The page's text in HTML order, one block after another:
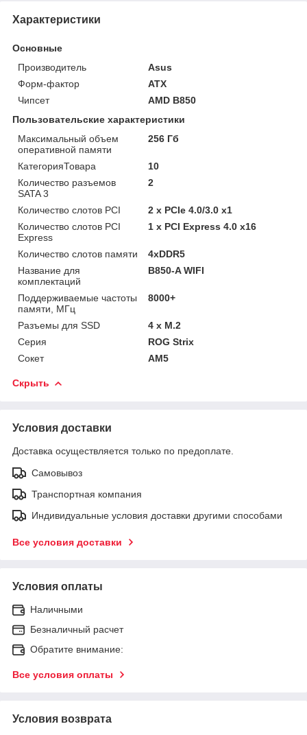
Характеристики
Основные
Производитель
Asus
Форм-фактор
ATX
Чипсет
AMD B850
Пользовательские характеристики
Maксимальный объем
оперативной памяти
256 Гб
КатегорияТовара
10
Количество разъемов
SATA 3
2
Количество слотов PCI
2 x PCIe 4.0/3.0 x1
Количество слотов PCI
Express
1 x PCI Express 4.0 x16
Количество слотов памяти
4xDDR5
Название для
комплектаций
B850-A WIFI
Поддерживаемые частоты
памяти, МГц
8000+
Разъемы для SSD
4 x M.2
Серия
ROG Strix
Сокет
AM5
Скрыть
Условия доставки
Доставка осуществляется только по предоплате.
Самовывоз
Транспортная компания
Индивидуальные условия доставки другими способами
Все условия доставки
Условия оплаты
Наличными
Безналичный расчет
Обратите внимание:
Все условия оплаты
Условия возврата